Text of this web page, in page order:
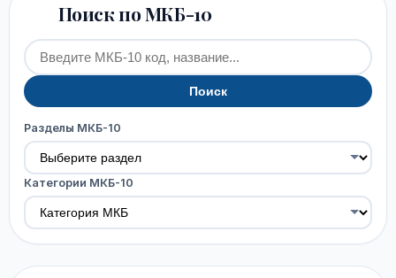
Поиск по МКБ-10
Поиск
Разделы МКБ-10
Категории МКБ-10